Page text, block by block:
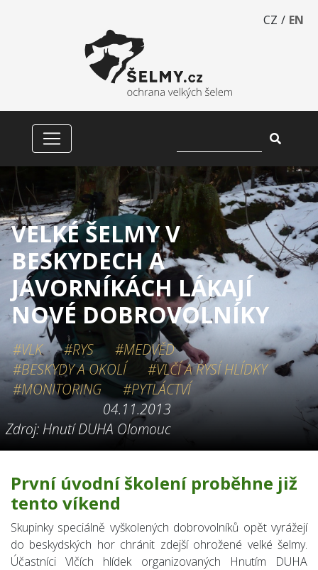
CZ / EN
VELKÉ ŠELMY V
BESKYDECH A
JAVORNÍKÁCH LÁKAJÍ
NOVÉ DOBROVOLNÍKY
#VLK #RYS
#MEDVĚD
#BESKYDY A OKOLÍ
#VLČÍ A RYSÍ HLÍDKY
#MONITORING
#PYTLÁCTVÍ
04.11.2013
Zdroj: Hnutí DUHA Olomouc
První úvodní školení proběhne již
tento víkend
Skupinky speciálně vyškolených dobrovolníků opět vyrážejí
do beskydských hor chránit zdejší ohrožené velké šelmy.
Účastníci Vlčích hlídek organizovaných Hnutím DUHA